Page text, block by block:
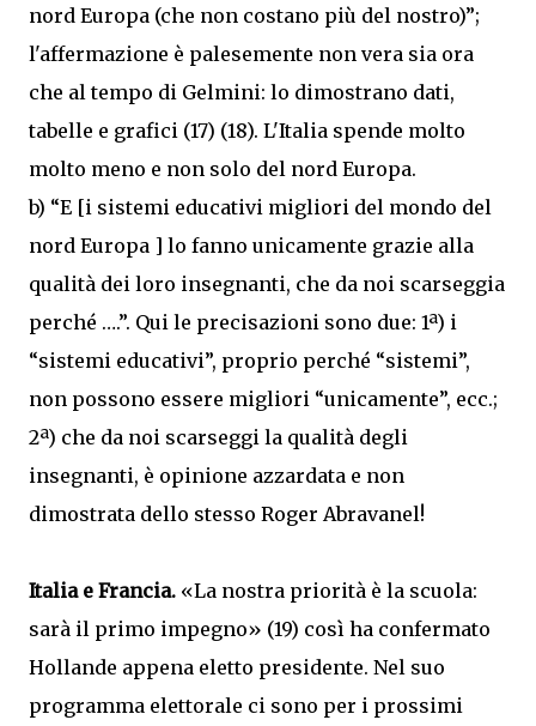
nord Europa (che non costano più del nostro)”;
l'affermazione è palesemente non vera sia ora
che al tempo di Gelmini: lo dimostrano dati,
tabelle e grafici (17) (18). L'Italia spende molto
molto meno e non solo del nord Europa.
b) “E [i sistemi educativi migliori del mondo del
nord Europa ] lo fanno unicamente grazie alla
qualità dei loro insegnanti, che da noi scarseggia
perché ….”. Qui le precisazioni sono due: 1ª) i
“sistemi educativi”, proprio perché “sistemi”,
non possono essere migliori “unicamente”, ecc.;
2ª) che da noi scarseggi la qualità degli
insegnanti, è opinione azzardata e non
dimostrata dello stesso Roger Abravanel!
Italia e Francia. «La nostra priorità è la scuola:
sarà il primo impegno» (19) così ha confermato
Hollande appena eletto presidente. Nel suo
programma elettorale ci sono per i prossimi